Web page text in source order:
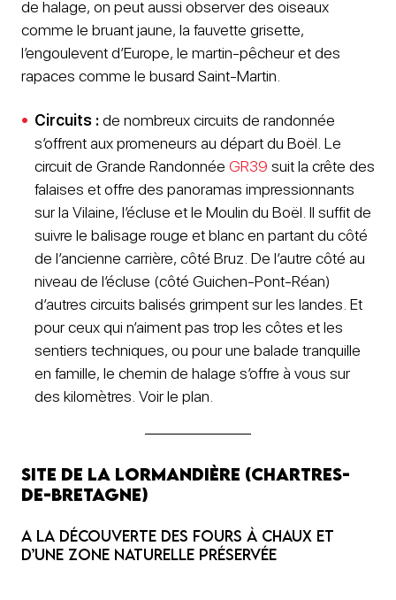
de halage, on peut aussi observer des oiseaux
comme le bruant jaune, la fauvette grisette,
l’engoulevent d’Europe, le martin-pêcheur et des
rapaces comme le busard Saint-Martin.
Circuits :de nombreux circuits de randonnée
s’offrent aux promeneurs au départ du Boël. Le
circuit de Grande Randonnée GR39 suit la crête des
falaises et offre des panoramas impressionnants
sur la Vilaine, l’écluse et le Moulin du Boël. Il suffit de
suivre le balisage rouge et blanc en partant du côté
de l’ancienne carrière, côté Bruz. De l’autre côté au
niveau de l’écluse (côté Guichen-Pont-Réan)
d’autres circuits balisés grimpent sur les landes. Et
pour ceux qui n’aiment pas trop les côtes et les
sentiers techniques, ou pour une balade tranquille
en famille, le chemin de halage s’offre à vous sur
des kilomètres. Voir le plan.
Site de la Lormandière (Chartres-
de-Bretagne)
A la découverte des fours à chaux et
d’une zone naturelle préservée